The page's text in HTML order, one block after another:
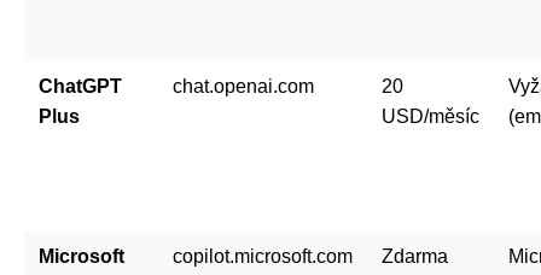
ChatGPT
Plus
chat.openai.com
20
USD/měsíc
Microsoft copilot.microsoft.com Zdarma